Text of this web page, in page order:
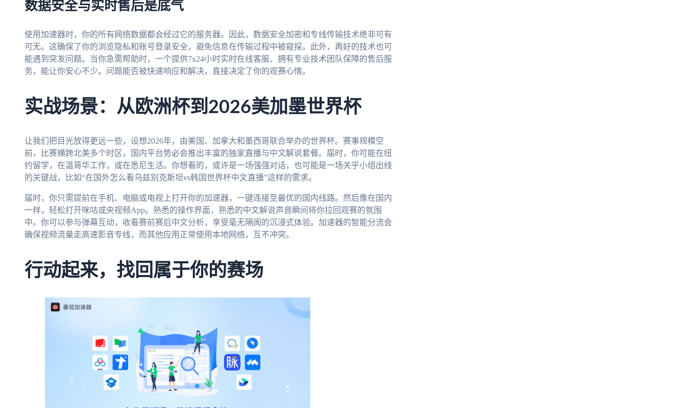
数据安全与实时售后是底气
使用加速器时，你的所有网络数据都会经过它的服务器。因此，数据安全加密和专线传输技术绝非可有
可无。这确保了你的浏览隐私和账号登录安全，避免信息在传输过程中被窥探。此外，再好的技术也可
能遇到突发问题。当你急需帮助时，一个提供7x24小时实时在线客服、拥有专业技术团队保障的售后服
务，能让你安心不少。问题能否被快速响应和解决，直接决定了你的观赛心情。
实战场景：从欧洲杯到2026美加墨世界杯
让我们把目光放得更远一些，设想2026年，由美国、加拿大和墨西哥联合举办的世界杯。赛事规模空
前，比赛横跨北美多个时区，国内平台势必会推出丰富的独家直播与中文解说套餐。届时，你可能在纽
约留学，在温哥华工作，或在悉尼生活。你想看的，或许是一场强强对话，也可能是一场关乎小组出线
的关键战，比如“在国外怎么看乌兹别克斯坦vs韩国世界杯中文直播”这样的需求。
届时，你只需提前在手机、电脑或电视上打开你的加速器，一键连接至最优的国内线路。然后像在国内
一样，轻松打开咪咕或央视频App。熟悉的操作界面，熟悉的中文解说声音瞬间将你拉回观赛的氛围
中。你可以参与弹幕互动，收看赛前赛后中文分析，享受毫无隔阂的沉浸式体验。加速器的智能分流会
确保视频流量走高速影音专线，而其他应用正常使用本地网络，互不冲突。
行动起来，找回属于你的赛场